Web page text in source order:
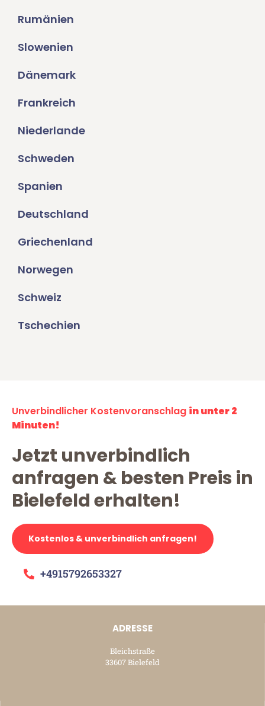
Rumänien
Slowenien
Dänemark
Frankreich
Niederlande
Schweden
Spanien
Deutschland
Griechenland
Norwegen
Schweiz
Tschechien
Unverbindlicher Kostenvoranschlag in unter 2
Minuten!
Jetzt unverbindlich
anfragen & besten Preis in
Bielefeld erhalten!
Kostenlos & unverbindlich anfragen!
+4915792653327
ADRESSE
Bleichstraße
33607 Bielefeld